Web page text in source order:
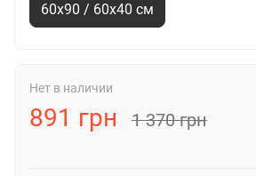
60х90 / 60х40 см
Нет в наличии
891 грн 1 370 грн